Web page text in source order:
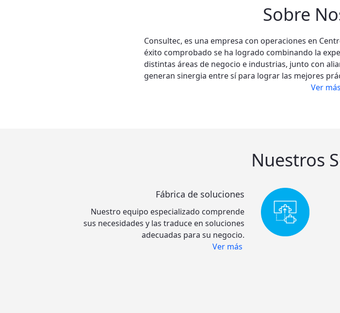
Sobre
Consultec, es una empresa con operaciones en
éxito comprobado se ha logrado combinando la
distintas áreas de negocio e industrias, junto con
generan sinergia entre sí para lograr las mejores
Ver más
Nuestros
Fábrica de soluciones
Nuestro equipo especializado comprende
sus necesidades y las traduce en soluciones
adecuadas para su negocio.
Ver más